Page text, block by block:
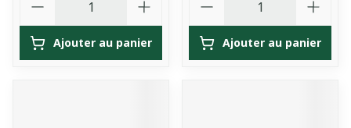
Ajouter au panier Ajouter au panier